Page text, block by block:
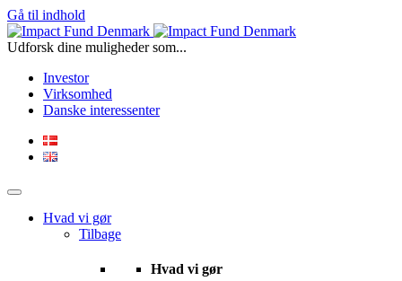
Gå til indhold
Udforsk dine muligheder som...
Investor
Virksomhed
Danske interessenter
Hvad vi gør
Tilbage
Hvad vi gør